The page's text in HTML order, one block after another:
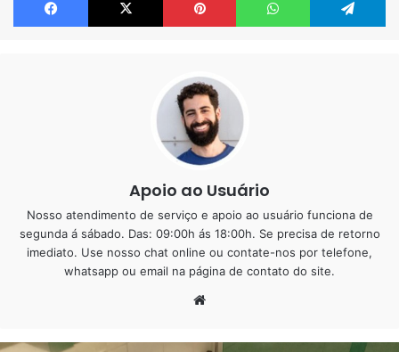
O porcelanato líquido, conhecido tecnicamente como
uma verdadeira revolução no universo dos revestimentos
de pisos. Mais do que um simples material, trata-se de
uma solução tecnológica que redefine os paradigmas
tradicionais de durabilidade, manutenção e estética. Ao
contrário dos pisos convencionais formados pela junção
Apoio ao Usuário
Nosso atendimento de serviço e apoio ao usuário funciona de
segunda á sábado. Das: 09:00h ás 18:00h. Se precisa de retorno
imediato. Use nosso chat online ou contate-nos por telefone,
whatsapp ou email na página de contato do site.